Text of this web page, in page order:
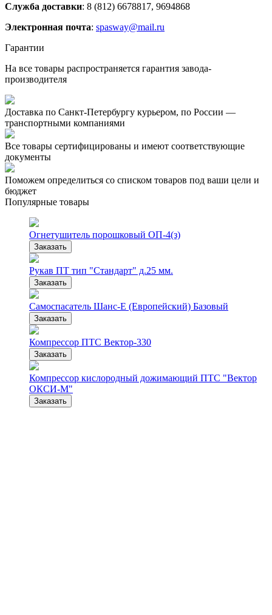
Служба доставки: 8 (812) 6678817, 9694868
Электронная почта: spasway@mail.ru
Гарантии
На все товары распространяется гарантия завода-
производителя
Доставка по Санкт-Петербургу курьером, по России —
транспортными компаниями
Все товары сертифицированы и имеют соответствующие
документы
Поможем определиться со списком товаров под ваши цели и
бюджет
Популярные товары
Огнетушитель порошковый ОП-4(з)
Заказать
Рукав ПТ тип "Стандарт" д.25 мм.
Заказать
Самоспасатель Шанс-Е (Европейский) Базовый
Заказать
Компрессор ПТС Вектор-330
Заказать
Компрессор кислородный дожимающий ПТС "Вектор
ОКСИ-М"
Заказать